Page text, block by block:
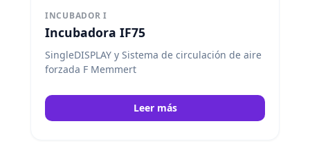
INCUBADOR I
Incubadora IF75
SingleDISPLAY y Sistema de circulación de aire
forzada F Memmert
Leer más